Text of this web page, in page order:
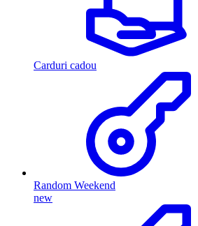
Carduri cadou
Random Weekend
new